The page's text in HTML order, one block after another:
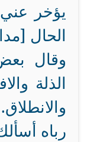
يؤخر
الحال
وقال
الذلة
والانطلاق.
رباه